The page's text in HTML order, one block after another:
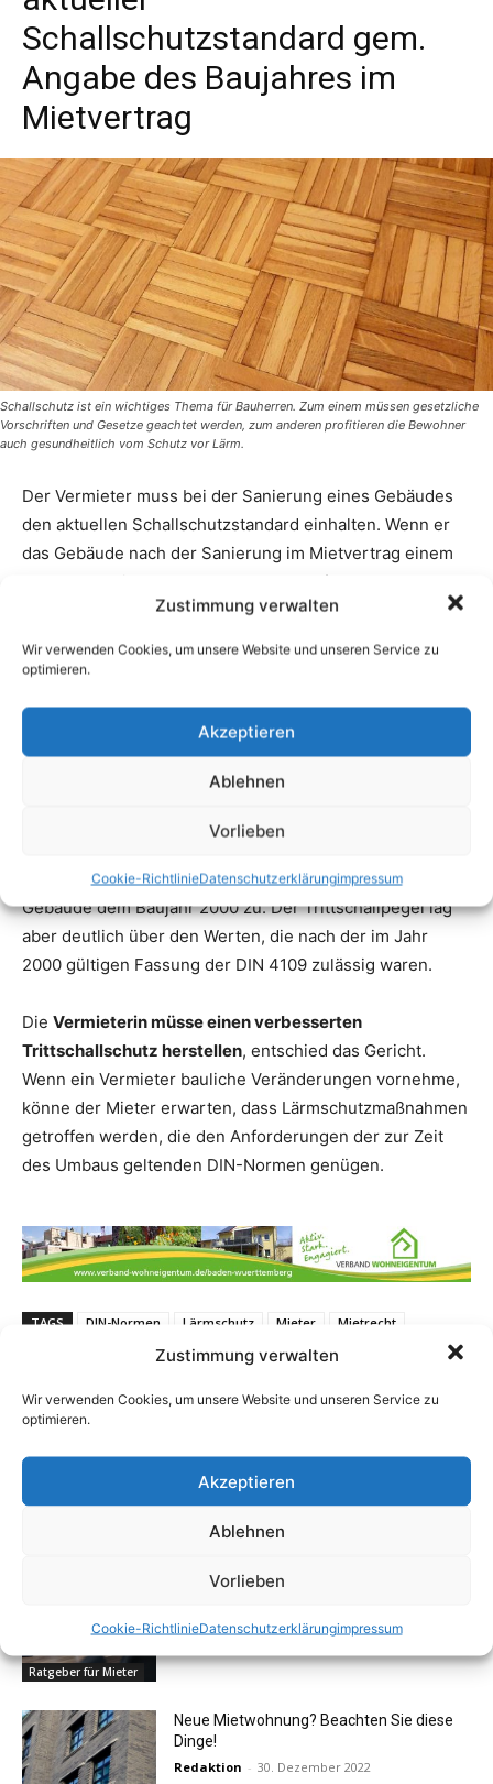
Zustimmung verwalten
Wir verwenden Cookies, um unsere Website und unseren Service zu
optimieren.
Akzeptieren
Ablehnen
Vorlieben
Cookie-RichtlinieDatenschutzerklärungimpressum